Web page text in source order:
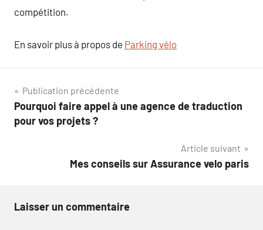
compétition.
En savoir plus à propos de Parking vélo
Navigation
de
Publication précédente
Pourquoi faire appel à une agence de traduction
pour vos projets ?
Article suivant
Mes conseils sur Assurance velo paris
Laisser un commentaire